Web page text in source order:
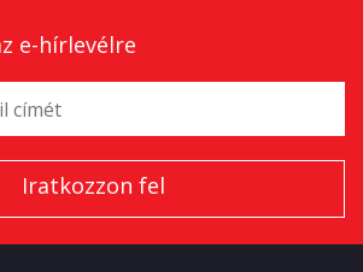
e-hírlevélre